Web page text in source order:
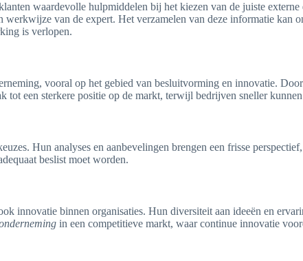
waardevolle hulpmiddelen bij het kiezen van de juiste
van de expert. Het verzamelen van deze informatie kan
is verlopen.
vooral op het gebied van besluitvorming en innovatie.
een sterkere positie op de markt, terwijl bedrijven sneller
Hun analyses en aanbevelingen brengen een frisse
beslist moet worden.
innovatie binnen organisaties. Hun diversiteit aan ideeën en
in een competitieve markt, waar continue innovatie